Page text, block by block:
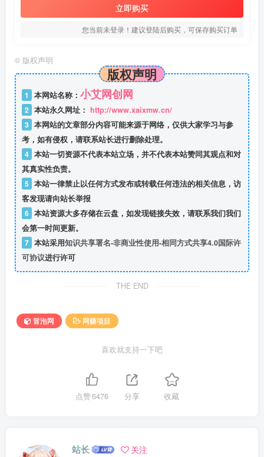
立即购买
您当前未登录！建议登陆后购买，可保存购买订单
© 版权声明
版权声明
1 本网站名称： 小艾网创网
2 本站永久网址： http://www.xaixmw.cn/
3 本网站的文章部分内容可能来源于网络，仅供大家学习与参
考，如有侵权，请联系站长进行删除处理。
4 本站一切资源不代表本站立场，并不代表本站赞同其观点和对
其真实性负责。
5 本站一律禁止以任何方式发布或转载任何违法的相关信息，访
客发现请向站长举报
6 本站资源大多存储在云盘，如发现链接失效，请联系我们我们
会第一时间更新。
7 本站采用知识共享署名-非商业性使用-相同方式共享4.0国际许
可协议进行许可
THE END
冒泡网 网赚项目
喜欢就支持一下吧
点赞6476 分享 收藏
站长 关注